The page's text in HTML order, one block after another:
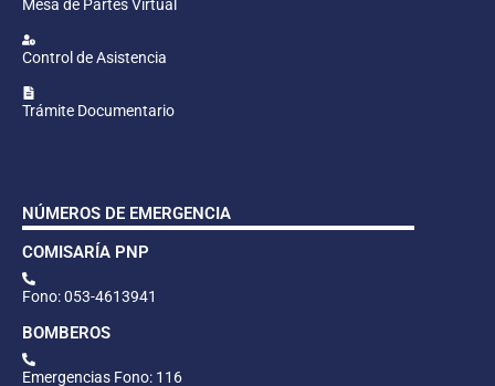
Mesa de Partes Virtual
Control de Asistencia
Trámite Documentario
NÚMEROS DE EMERGENCIA
COMISARÍA PNP
Fono: 053-4613941
BOMBEROS
Emergencias Fono: 116